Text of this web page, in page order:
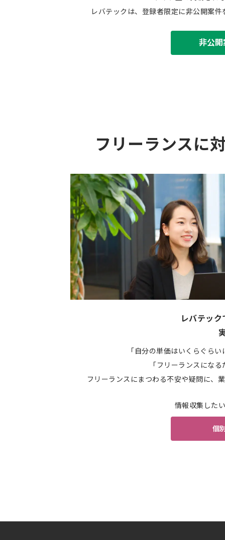
レバテックは、登録者限定に非公開案
非公
フリーランスに
レバテッ
「自分の単価はいくらぐら
「フリーランスにな
フリーランスにまつわる不安や疑問に、
情報収集した
個